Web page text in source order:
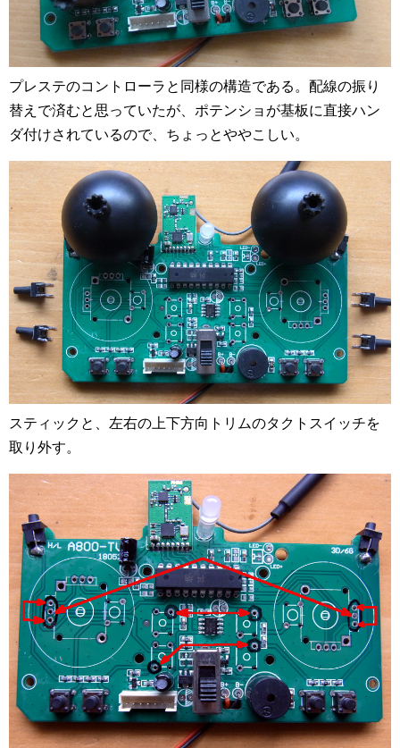
プレステのコントローラと同様の構造である。配線の振り
替えで済むと思っていたが、ポテンショが基板に直接ハン
ダ付けされているので、ちょっとややこしい。
スティックと、左右の上下方向トリムのタクトスイッチを
取り外す。